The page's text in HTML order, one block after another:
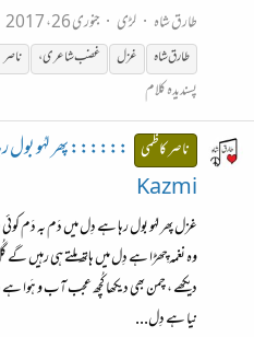
طارق شاہ
لڑی جنوری 26، 2017
طارق شاہ
غزل غضب شاعری، ناصر
پسندیدہ کلام
ناصر کاظمی
Kazmi
غزل پھر لہُو بول رہا ہے دِل میں دَم بہ دَم
وہ نغمہ چِھڑا ہے دِل میں ہاتھ ملتے ہی
دیکھے ، چمن بھی دیکھا کُچھ عجب آب و ہَوا
نیا ہے دِل...